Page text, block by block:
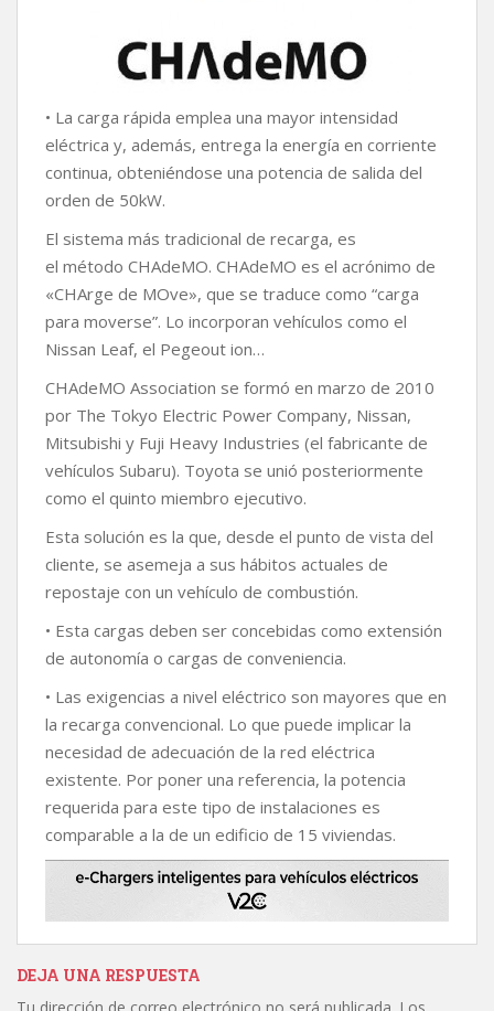
• La carga rápida emplea una mayor intensidad
eléctrica y, además, entrega la energía en corriente
continua, obteniéndose una potencia de salida del
orden de 50kW.
El sistema más tradicional de recarga, es
el método CHAdeMO. CHAdeMO es el acrónimo de
«CHArge de MOve», que se traduce como “carga
para moverse”. Lo incorporan vehículos como el
Nissan Leaf, el Pegeout ion…
CHAdeMO Association se formó en marzo de 2010
por The Tokyo Electric Power Company, Nissan,
Mitsubishi y Fuji Heavy Industries (el fabricante de
vehículos Subaru). Toyota se unió posteriormente
como el quinto miembro ejecutivo.
Esta solución es la que, desde el punto de vista del
cliente, se asemeja a sus hábitos actuales de
repostaje con un vehículo de combustión.
• Esta cargas deben ser concebidas como extensión
de autonomía o cargas de conveniencia.
• Las exigencias a nivel eléctrico son mayores que en
la recarga convencional. Lo que puede implicar la
necesidad de adecuación de la red eléctrica
existente. Por poner una referencia, la potencia
requerida para este tipo de instalaciones es
comparable a la de un edificio de 15 viviendas.
DEJA UNA RESPUESTA